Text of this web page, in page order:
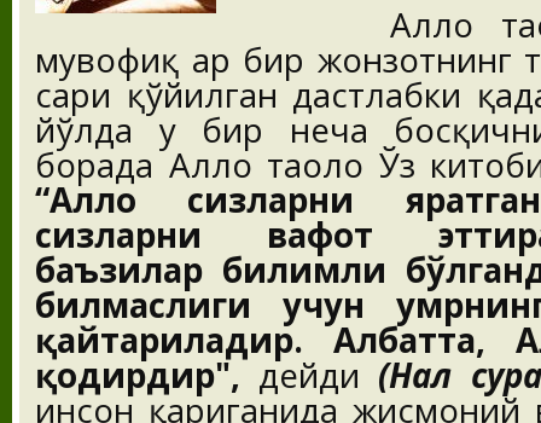
Аллоҳ
мувофиқ ҳар бир жонзотнинг
сари қўйилган дастлабки
йўлда у бир неча
борада Аллоҳ таоло Ўз
“Аллоҳ сизларни
сизларни вафот
баъзилар билимли
билмаслиги учун
қайтариладир. Албатта,
қодирдир",дейди (Наҳл
инсон қариганида жисмоний